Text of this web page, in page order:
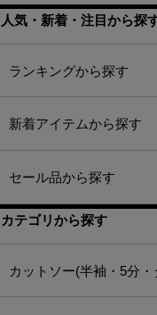
人気・新着・注目から探
ランキングから探す
新着アイテムから探す
セール品から探す
カテゴリから探す
カットソー(半袖・5分